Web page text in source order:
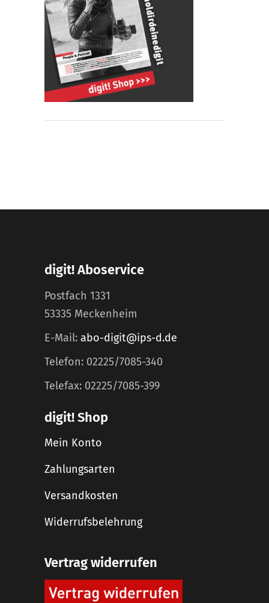
digit! Aboservice
Postfach 1331
53335 Meckenheim
E-Mail: abo-digit@ips-d.de
Telefon: 02225/7085-340
Telefax: 02225/7085-399
digit! Shop
Mein Konto
Zahlungsarten
Versandkosten
Widerrufsbelehrung
Vertrag widerrufen